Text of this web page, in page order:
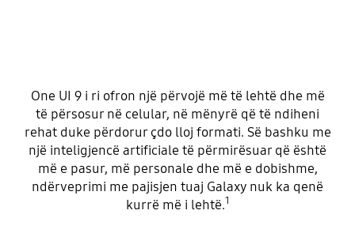
One UI 9 i ri ofron një përvojë më të lehtë dhe më
të përsosur në celular, në mënyrë që të ndiheni
rehat duke përdorur çdo lloj formati. Së bashku me
një inteligjencë artificiale të përmirësuar që është
më e pasur, më personale dhe më e dobishme,
ndërveprimi me pajisjen tuaj Galaxy nuk ka qenë
kurrë më i lehtë.1